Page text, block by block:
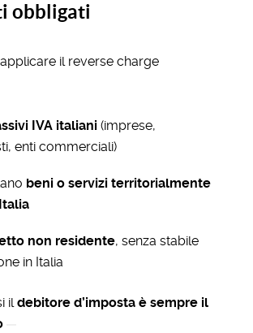
obbligati
il reverse charge
IVA italiani (imprese,
enti commerciali)
beni o servizi territorialmente
non residente, senza stabile
in Italia
ildebitore d’imposta è sempre il